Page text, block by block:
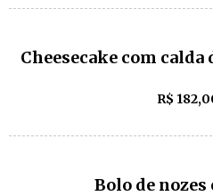
Cheesecake com
R$
Bolo de nozes